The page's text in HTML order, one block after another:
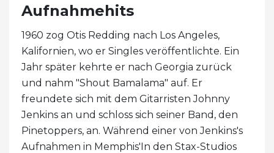
Aufnahmehits
1960 zog Otis Redding nach Los Angeles,
Kalifornien, wo er Singles veröffentlichte. Ein
Jahr später kehrte er nach Georgia zurück
und nahm "Shout Bamalama" auf. Er
freundete sich mit dem Gitarristen Johnny
Jenkins an und schloss sich seiner Band, den
Pinetoppers, an. Während einer von Jenkins's
Aufnahmen in Memphis'In den Stax-Studios